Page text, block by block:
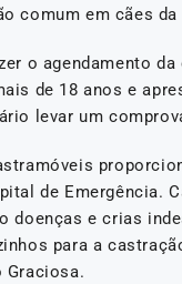
comum em cães
o agendamento
de 18 anos e
levar um
de Emergência.
doenças e crias
para a
Graciosa.